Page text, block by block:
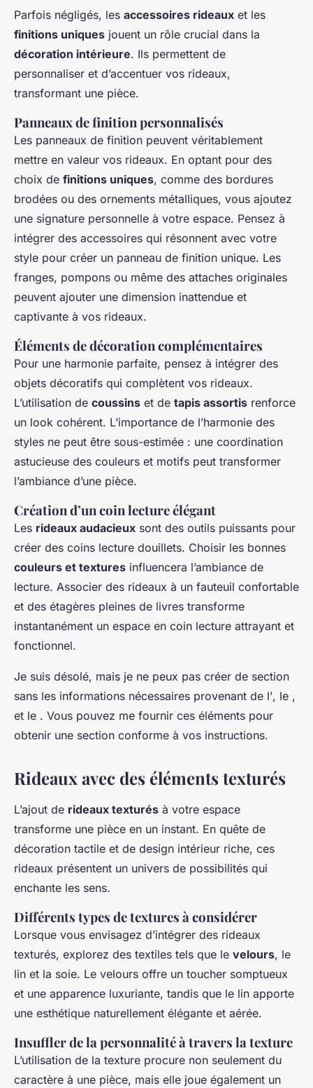
Parfois négligés, les accessoires rideaux et les
finitions uniques jouent un rôle crucial dans la
décoration intérieure. Ils permettent de
personnaliser et d’accentuer vos rideaux,
transformant une pièce.
Panneaux de finition personnalisés
Les panneaux de finition peuvent véritablement
mettre en valeur vos rideaux. En optant pour des
choix de finitions uniques, comme des bordures
brodées ou des ornements métalliques, vous ajoutez
une signature personnelle à votre espace. Pensez à
intégrer des accessoires qui résonnent avec votre
style pour créer un panneau de finition unique. Les
franges, pompons ou même des attaches originales
peuvent ajouter une dimension inattendue et
captivante à vos rideaux.
Éléments de décoration complémentaires
Pour une harmonie parfaite, pensez à intégrer des
objets décoratifs qui complètent vos rideaux.
L’utilisation de coussins et de tapis assortis renforce
un look cohérent. L’importance de l’harmonie des
styles ne peut être sous-estimée : une coordination
astucieuse des couleurs et motifs peut transformer
l’ambiance d’une pièce.
Création d’un coin lecture élégant
Les rideaux audacieux sont des outils puissants pour
créer des coins lecture douillets. Choisir les bonnes
couleurs et textures influencera l’ambiance de
lecture. Associer des rideaux à un fauteuil confortable
et des étagères pleines de livres transforme
instantanément un espace en coin lecture attrayant et
fonctionnel.
Je suis désolé, mais je ne peux pas créer de section
sans les informations nécessaires provenant de l', le ,
et le . Vous pouvez me fournir ces éléments pour
obtenir une section conforme à vos instructions.
Rideaux avec des éléments texturés
L’ajout de rideaux texturés à votre espace
transforme une pièce en un instant. En quête de
décoration tactile et de design intérieur riche, ces
rideaux présentent un univers de possibilités qui
enchante les sens.
Différents types de textures à considérer
Lorsque vous envisagez d’intégrer des rideaux
texturés, explorez des textiles tels que le velours, le
lin et la soie. Le velours offre un toucher somptueux
et une apparence luxuriante, tandis que le lin apporte
une esthétique naturellement élégante et aérée.
Insuffler de la personnalité à travers la texture
L’utilisation de la texture procure non seulement du
caractère à une pièce, mais elle joue également un